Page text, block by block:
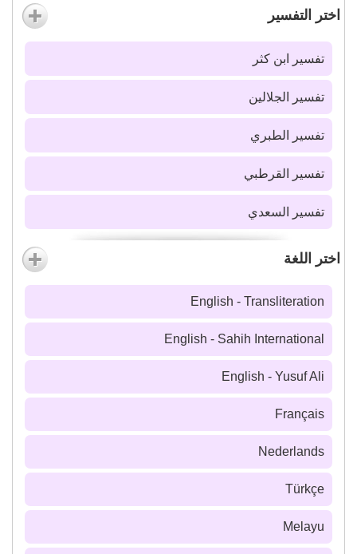
اختر التفسير
تفسير ابن كثر
تفسير الجلالين
تفسير الطبري
تفسير القرطبي
تفسير السعدي
اختر اللغة
English - Transliteration
English - Sahih International
English - Yusuf Ali
Français
Nederlands
Türkçe
Melayu